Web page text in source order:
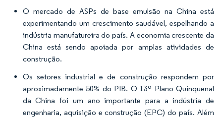
O mercado de ASPs de base emulsão na China está
experimentando um crescimento saudável, espelhando a
indústria manufatureira do país. A economia crescente da
China está sendo apoiada por amplas atividades de
construção.
Os setores industrial e de construção respondem por
aproximadamente 50% do PIB. O 13º Plano Quinquenal
da China foi um ano importante para a indústria de
engenharia, aquisição e construção (EPC) do país. Além